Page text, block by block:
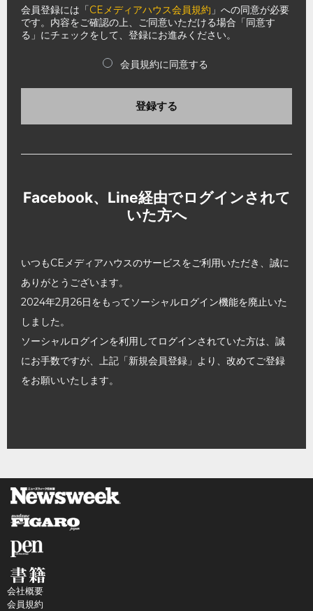
会員登録には「CEメディアハウス会員規約 」への同意が必要
です。内容をご確認の上、ご同意いただける場合「同意す
る」にチェックをして、登録にお進みください。
会員規約に同意する
登録する
Facebook、Line経由でログインされて
いた方へ
いつもCEメディアハウスのサービスをご利用いただき、誠に
ありがとうございます。
2024年2月26日をもってソーシャルログイン機能を廃止いた
しました。
ソーシャルログインを利用してログインされていた方は、誠
にお手数ですが、上記「新規会員登録」より、改めてご登録
をお願いいたします。
会社概要
会員規約